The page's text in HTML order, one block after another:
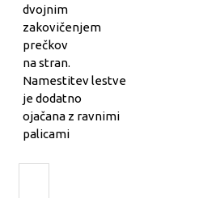
dvojnim
zakovičenjem
prečkov
na stran.
Namestitev lestve
je dodatno
ojačana z ravnimi
palicami